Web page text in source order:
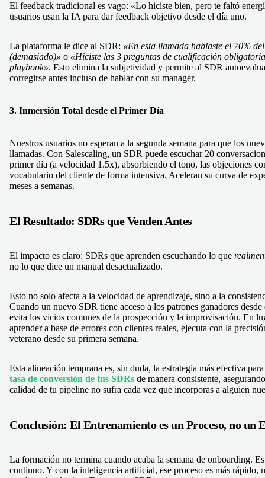
El feedback tradicional es vago: «Lo hiciste bien, pero te faltó
usuarios usan la IA para dar feedback objetivo desde el día uno.
La plataforma le dice al SDR: «En esta llamada hablaste el 70%
(demasiado)» o «Hiciste las 3 preguntas de cualificación
playbook». Esto elimina la subjetividad y permite al SDR
corregirse antes incluso de hablar con su manager.
3. Inmersión Total desde el Primer Día
Nuestros usuarios no esperan a la segunda semana para que los
llamadas. Con Salescaling, un SDR puede escuchar 20
primer día (a velocidad 1.5x), absorbiendo el tono, las objeciones
vocabulario del cliente de forma intensiva. Aceleran su curva de
meses a semanas.
El Resultado: SDRs que Venden Antes
El impacto es claro: SDRs que aprenden escuchando lo que
no lo que dice un manual desactualizado.
Esto no solo afecta a la velocidad de aprendizaje, sino a la
Cuando un nuevo SDR tiene acceso a los patrones ganadores
evita los vicios comunes de la prospección y la improvisación. En
aprender a base de errores con clientes reales, ejecuta con la
veterano desde su primera semana.
Esta alineación temprana es, sin duda, la estrategia más efectiva
tasa de conversión de tus SDRs de manera consistente,
calidad de tu pipeline no sufra cada vez que incorporas a alguien
Conclusión: El Entrenamiento es un Proceso, no un
La formación no termina cuando acaba la semana de onboarding.
continuo. Y con la inteligencia artificial, ese proceso es más rápido,